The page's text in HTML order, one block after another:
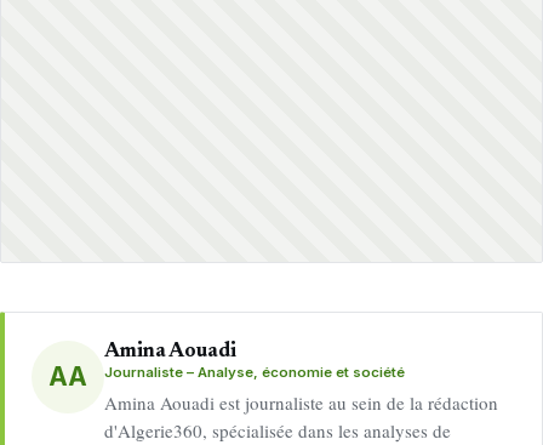
AA
Amina Aouadi
Journaliste – Analyse, économie et société
Amina Aouadi est journaliste au sein de la rédaction
d'Algerie360, spécialisée dans les analyses de